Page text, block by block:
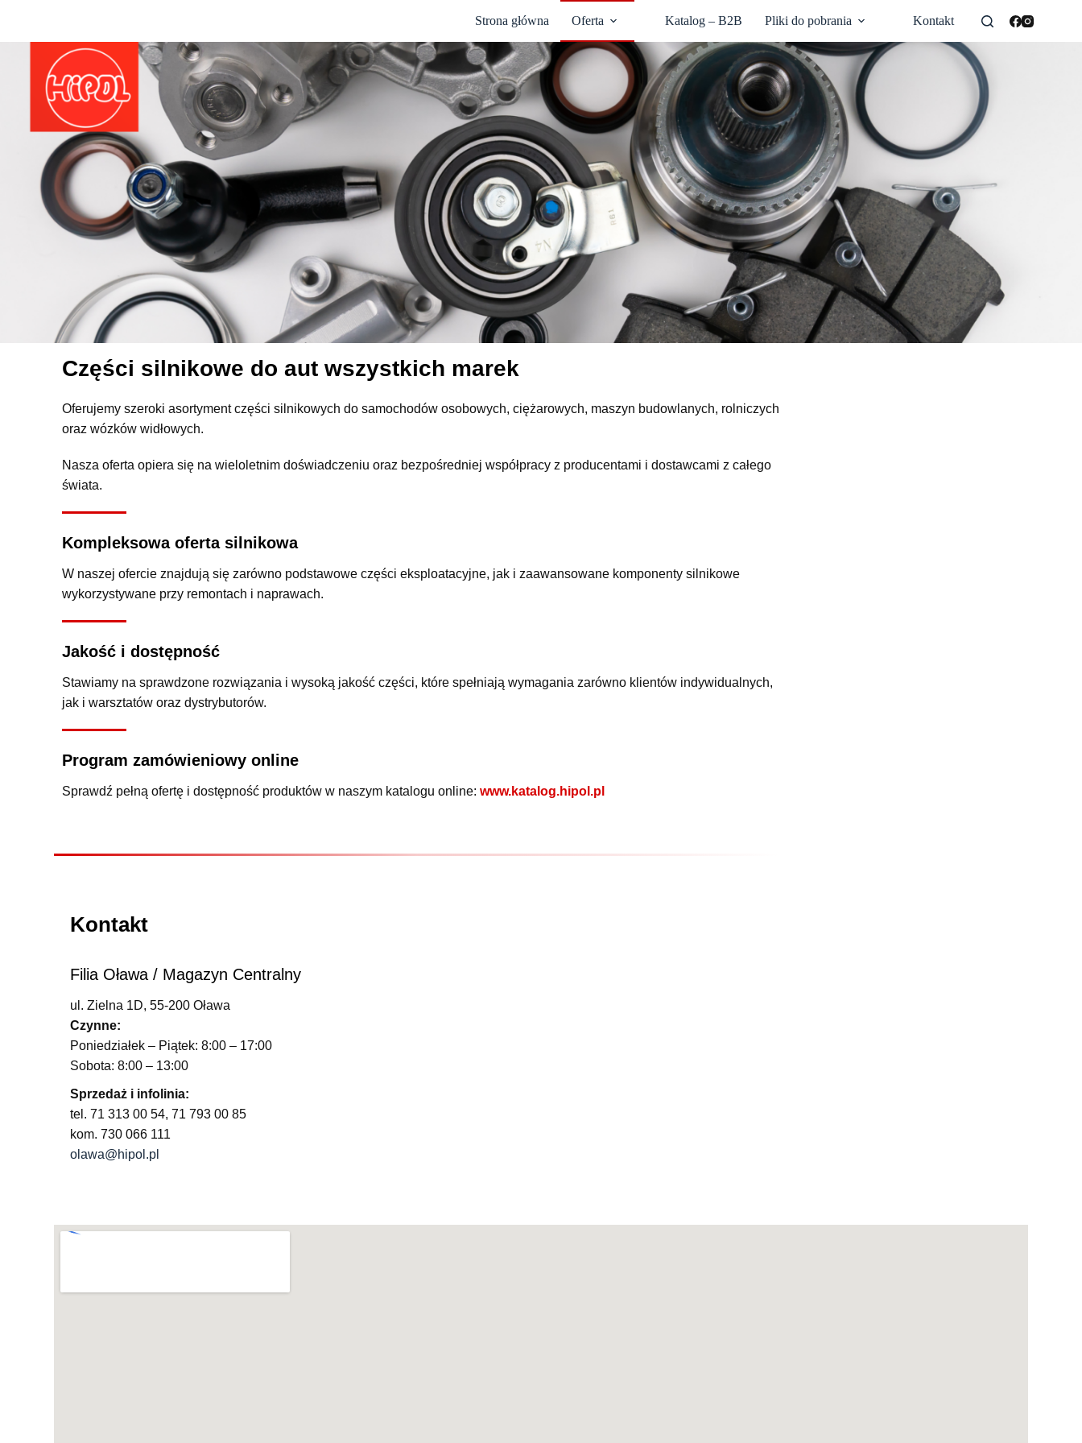
Strona główna Oferta Katalog – B2B Pliki do pobrania Kontakt
Części silnikowe do aut wszystkich marek
Oferujemy szeroki asortyment części silnikowych do samochodów osobowych, ciężarowych, maszyn budowlanych, rolniczych
oraz wózków widłowych.
Nasza oferta opiera się na wieloletnim doświadczeniu oraz bezpośredniej współpracy z producentami i dostawcami z całego
świata.
Kompleksowa oferta silnikowa
W naszej ofercie znajdują się zarówno podstawowe części eksploatacyjne, jak i zaawansowane komponenty silnikowe
wykorzystywane przy remontach i naprawach.
Jakość i dostępność
Stawiamy na sprawdzone rozwiązania i wysoką jakość części, które spełniają wymagania zarówno klientów indywidualnych,
jak i warsztatów oraz dystrybutorów.
Program zamówieniowy online
Sprawdź pełną ofertę i dostępność produktów w naszym katalogu online:www.katalog.hipol.pl
Kontakt
Filia Oława / Magazyn Centralny
ul. Zielna 1D, 55-200 Oława
Czynne:
Poniedziałek – Piątek: 8:00 – 17:00
Sobota: 8:00 – 13:00
Sprzedaż i infolinia:
tel. 71 313 00 54, 71 793 00 85
kom. 730 066 111
olawa@hipol.pl